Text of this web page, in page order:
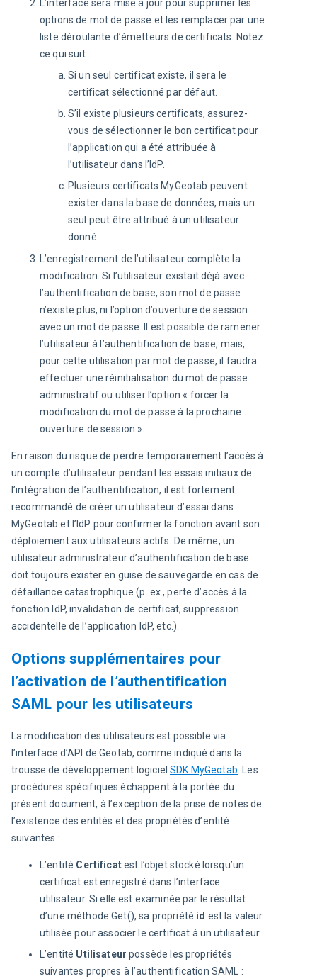
L’interface sera mise à jour pour supprimer les
options de mot de passe et les remplacer par une
liste déroulante d’émetteurs de certificats. Notez
ce qui suit :
Si un seul certificat existe, il sera le
certificat sélectionné par défaut.
S’il existe plusieurs certificats, assurez-
vous de sélectionner le bon certificat pour
l’application qui a été attribuée à
l’utilisateur dans l’IdP.
Plusieurs certificats MyGeotab peuvent
exister dans la base de données, mais un
seul peut être attribué à un utilisateur
donné.
L’enregistrement de l’utilisateur complète la
modification. Si l’utilisateur existait déjà avec
l’authentification de base, son mot de passe
n’existe plus, ni l’option d’ouverture de session
avec un mot de passe. Il est possible de ramener
l’utilisateur à l’authentification de base, mais,
pour cette utilisation par mot de passe, il faudra
effectuer une réinitialisation du mot de passe
administratif ou utiliser l’option « forcer la
modification du mot de passe à la prochaine
ouverture de session ».
En raison du risque de perdre temporairement l’accès à
un compte d’utilisateur pendant les essais initiaux de
l’intégration de l’authentification, il est fortement
recommandé de créer un utilisateur d’essai dans
MyGeotab et l’IdP pour confirmer la fonction avant son
déploiement aux utilisateurs actifs. De même, un
utilisateur administrateur d’authentification de base
doit toujours exister en guise de sauvegarde en cas de
défaillance catastrophique (p. ex., perte d’accès à la
fonction IdP, invalidation de certificat, suppression
accidentelle de l’application IdP, etc.).
Options supplémentaires pour
l’activation de l’authentification
SAML pour les utilisateurs
La modification des utilisateurs est possible via
l’interface d’API de Geotab, comme indiqué dans la
trousse de développement logiciel SDK MyGeotab . Les
procédures spécifiques échappent à la portée du
présent document, à l’exception de la prise de notes de
l’existence des entités et des propriétés d’entité
suivantes :
L’entité Certificatest l’objet stocké lorsqu’un
certificat est enregistré dans l’interface
utilisateur. Si elle est examinée par le résultat
d’une méthode Get(), sa propriété id est la valeur
utilisée pour associer le certificat à un utilisateur.
L’entité Utilisateur possède les propriétés
suivantes propres à l’authentification SAML :